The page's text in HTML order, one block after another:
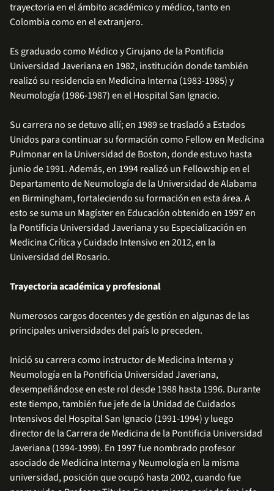
trayectoria en el ámbito académico y médico, tanto en
Colombia como en el extranjero.
Es graduado como Médico y Cirujano de la Pontificia
Universidad Javeriana en 1982, institución donde también
realizó su residencia en Medicina Interna (1983-1985) y
Neumología (1986-1987) en el Hospital San Ignacio.
Su carrera no se detuvo allí; en 1989 se trasladó a Estados
Unidos para continuar su formación como Fellow en Medicina
Pulmonar en la Universidad de Boston, donde estuvo hasta
junio de 1991. Además, en 1994 realizó un Fellowship en el
Departamento de Neumología de la Universidad de Alabama
en Birmingham, fortaleciendo su formación en esta área. A
esto se suma un Magíster en Educación obtenido en 1997 en
la Pontificia Universidad Javeriana y su Especialización en
Medicina Crítica y Cuidado Intensivo en 2012, en la
Universidad del Rosario.
Trayectoria académica y profesional
Numerosos cargos docentes y de gestión en algunas de las
principales universidades del país lo preceden.
Inició su carrera como instructor de Medicina Interna y
Neumología en la Pontificia Universidad Javeriana,
desempeñándose en este rol desde 1988 hasta 1996. Durante
este tiempo, también fue jefe de la Unidad de Cuidados
Intensivos del Hospital San Ignacio (1991-1994) y luego
director de la Carrera de Medicina de la Pontificia Universidad
Javeriana (1994-1999). En 1997 fue nombrado profesor
asociado de Medicina Interna y Neumología en la misma
universidad, posición que ocupó hasta 2002, cuando fue